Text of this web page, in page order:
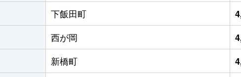
下飯田町
西が岡
新橋町